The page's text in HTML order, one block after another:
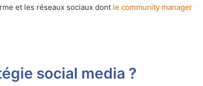
et les réseaux sociaux dont le community manager
social media ?